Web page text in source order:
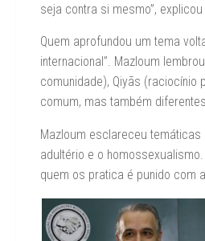
seja contra si mesmo”, explicou
Quem aprofundou um tema
internacional”. Mazloum
comunidade), Qiyãs (raciocínio
comum, mas também
Mazloum esclareceu
adultério e o
quem os pratica é punido com